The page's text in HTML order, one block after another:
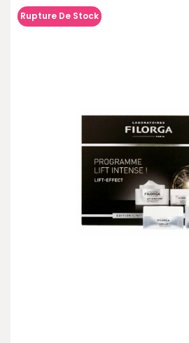
Rupture De Stock